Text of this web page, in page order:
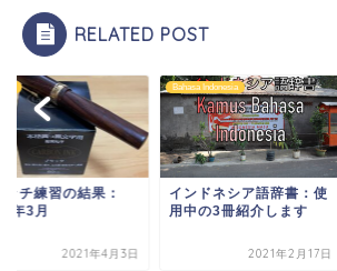
RELATED POST
ッチ練習の結果：
年3月
2021年4月3日
Bahasa Indonesia
インドネシア語辞書：使
用中の3冊紹介します
2021年2月17日